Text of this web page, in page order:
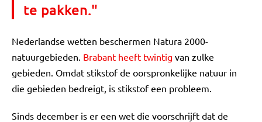
te pakken."
Nederlandse wetten beschermen Natura 2000-
natuurgebieden. Brabant heeft twintig van zulke
gebieden. Omdat stikstof de oorspronkelijke natuur in
die gebieden bedreigt, is stikstof een probleem.
Sinds december is er een wet die voorschrijft dat de